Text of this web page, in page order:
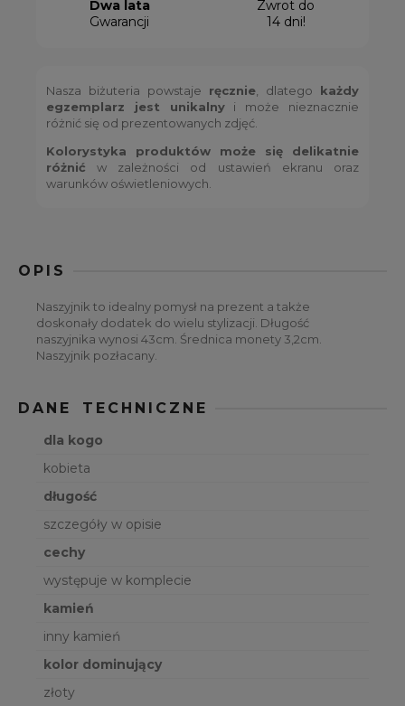
Dwa lata
Gwarancji
Zwrot do
14 dni!
Nasza biżuteria powstaje ręcznie, dlatego każdy
egzemplarz jest unikalnyi może nieznacznie
różnić się od prezentowanych zdjęć.
Kolorystyka produktów może się delikatnie
różnić w zależności od ustawień ekranu oraz
warunków oświetleniowych.
OPIS
Naszyjnik to idealny pomysł na prezent a także
doskonały dodatek do wielu stylizacji. Długość
naszyjnika wynosi 43cm. Średnica monety 3,2cm.
Naszyjnik pozłacany.
DANE TECHNICZNE
dla kogo
kobieta
długość
szczegóły w opisie
cechy
występuje w komplecie
kamień
inny kamień
kolor dominujący
złoty